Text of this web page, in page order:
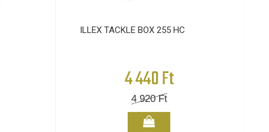
ILLEX TACKLE BOX 255 HC
4 440 Ft
4 920Ft